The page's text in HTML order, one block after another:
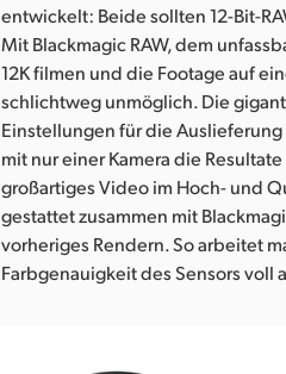
entwickelt: Beide sollten 12-Bit-
Mit Blackmagic RAW, dem
12K filmen und die Footage auf
schlichtweg unmöglich. Die
Einstellungen für die Auslieferung
mit nur einer Kamera die
großartiges Video im Hoch- und
gestattet zusammen mit
vorheriges Rendern. So arbeitet
Farbgenauigkeit des Sensors voll